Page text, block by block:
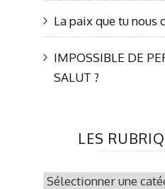
La paix que tu nous
IMPOSSIBLE DE
SALUT ?
LES
les